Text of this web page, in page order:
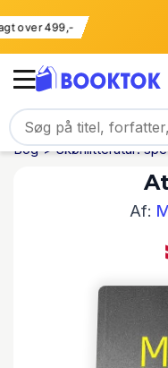
over 499,-
Bog Skønlitteratur:
Af: